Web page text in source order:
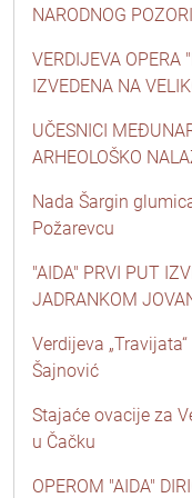
NARODNOG
VERDIJEVA OPERA
IZVEDENA NA
UČESNICI
ARHEOLOŠKO
Nada Šargin
Požarevcu
"AIDA" PRVI PUT
JADRANKOM
Verdijeva
Šajnović
Stajaće ovacije za
u Čačku
OPEROM "AIDA"